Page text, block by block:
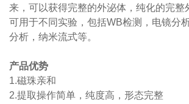
来，可以获得完整的外泌体，纯化的完整
可用于不同实验，包括WB检测，电镜分
分析，纳米流式等。
产品优势
1.磁珠亲和
2.提取操作简单，纯度高，形态完整